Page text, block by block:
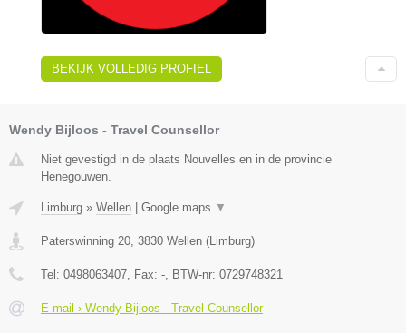
BEKIJK VOLLEDIG PROFIEL
Wendy Bijloos - Travel Counsellor
Niet gevestigd in de plaats Nouvelles en in de provincie
Henegouwen.
Limburg » Wellen Google maps ▼
Paterswinning 20 3830 Wellen ( Limburg)
Tel: 0498063407 , Fax: - , BTW-nr: 0729748321
E-mail › Wendy Bijloos - Travel Counsellor